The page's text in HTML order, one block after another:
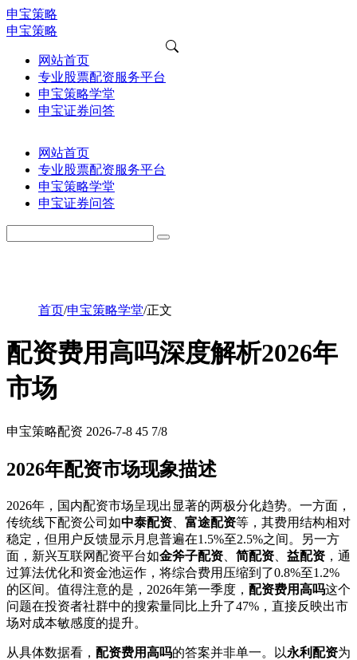
申宝策略
申宝策略
网站首页
专业股票配资服务平台
申宝策略学堂
申宝证券问答
网站首页
专业股票配资服务平台
申宝策略学堂
申宝证券问答
首页/申宝策略学堂/正文
配资费用高吗深度解析2026年
市场
申宝策略配资 2026-7-8 45 7/8
2026年配资市场现象描述
2026年，国内配资市场呈现出显著的两极分化趋势。一方面，
传统线下配资公司如中泰配资 富途配资等，其费用结构相对
稳定，但用户反馈显示月息普遍在1.5%至2.5%之间。另一方
面，新兴互联网配资平台如金斧子配资 简配资 益配资 ，通
过算法优化和资金池运作，将综合费用压缩到了0.8%至1.2%
的区间。值得注意的是，2026年第一季度， 配资费用高吗这个
问题在投资者社群中的搜索量同比上升了47%，直接反映出市
场对成本敏感度的提升。
从具体数据看， 配资费用高吗的答案并非单一。以永利配资为